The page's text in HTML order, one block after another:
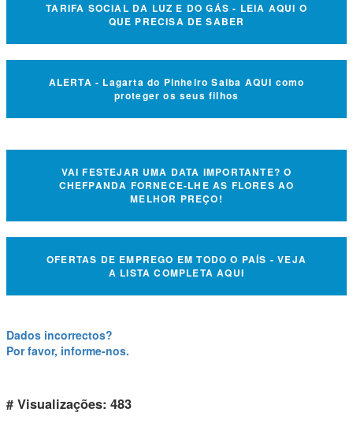
TARIFA SOCIAL DA LUZ E DO GÁS - LEIA AQUI O
QUE PRECISA DE SABER
ALERTA - Lagarta do Pinheiro Saiba AQUI como
proteger os seus filhos
VAI FESTEJAR UMA DATA IMPORTANTE? O
CHEFPANDA FORNECE-LHE AS FLORES AO
MELHOR PREÇO!
OFERTAS DE EMPREGO EM TODO O PAÍS - VEJA
A LISTA COMPLETA AQUI
Dados incorrectos?
Por favor, informe-nos.
# Visualizações: 483